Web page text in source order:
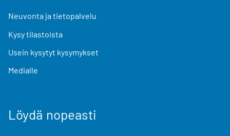
Neuvonta ja tietopalvelu
Kysy tilastoista
Usein kysytyt kysymykset
Medialle
Löydä nopeasti